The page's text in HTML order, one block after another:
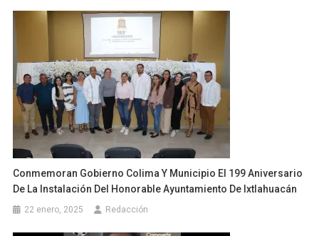
Conmemoran Gobierno Colima Y Municipio El 199 Aniversario
De La Instalación Del Honorable Ayuntamiento De Ixtlahuacán
22 enero, 2025 Redacción